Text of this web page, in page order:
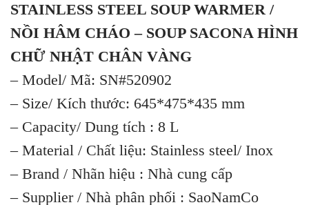
STAINLESS STEEL SOUP WARMER /
NỒI HÂM CHÁO – SOUP SACONA HÌNH
CHỮ NHẬT CHÂN VÀNG
– Model/ Mã: SN#520902
– Size/ Kích thước: 645*475*435 mm
– Capacity/ Dung tích : 8 L
– Material / Chất liệu: Stainless steel/ Inox
– Brand / Nhãn hiệu : Nhà cung cấp
– Supplier / Nhà phân phối : SaoNamCo